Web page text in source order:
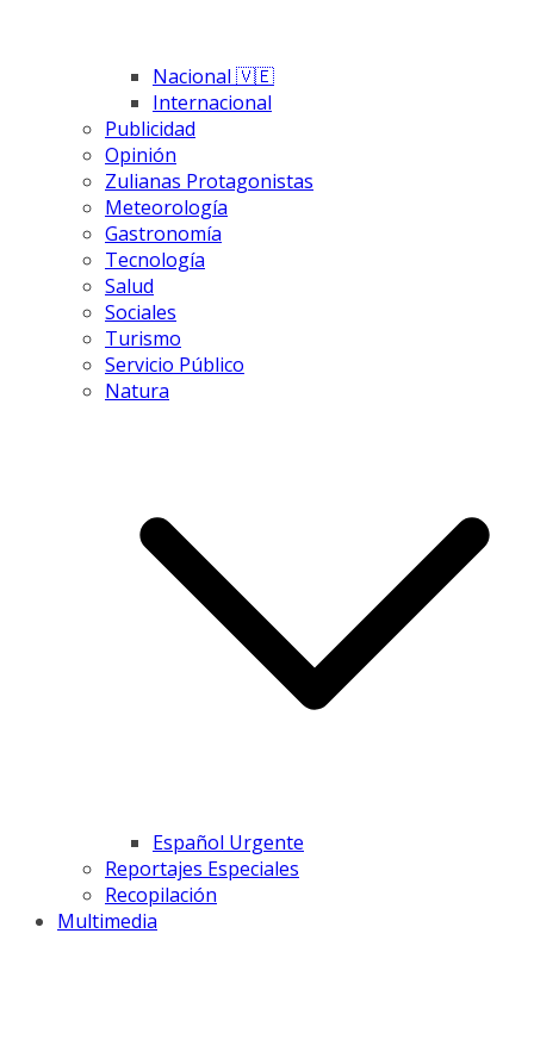
Nacional 🇻🇪
Internacional
Publicidad
Opinión
Zulianas Protagonistas
Meteorología
Gastronomía
Tecnología
Salud
Sociales
Turismo
Servicio Público
Natura
Español Urgente
Reportajes Especiales
Recopilación
Multimedia